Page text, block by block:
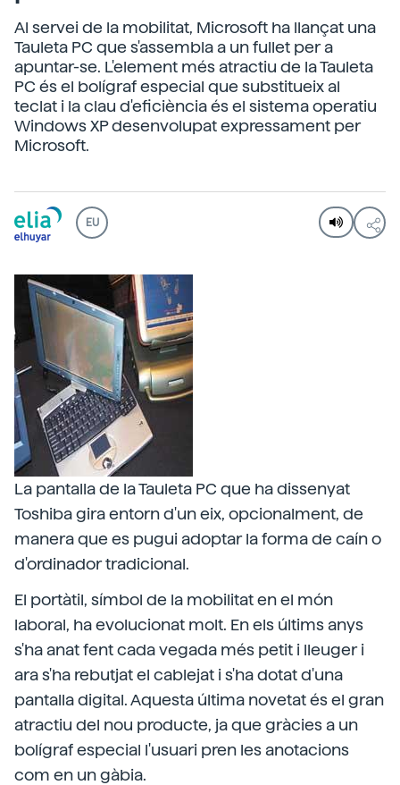
Al servei de la mobilitat, Microsoft ha llançat una
Tauleta PC que s'assembla a un fullet per a
apuntar-se. L'element més atractiu de la Tauleta
PC és el bolígraf especial que substitueix al
teclat i la clau d'eficiència és el sistema operatiu
Windows XP desenvolupat expressament per
Microsoft.
EU
La pantalla de la Tauleta PC que ha dissenyat
Toshiba gira entorn d'un eix, opcionalment, de
manera que es pugui adoptar la forma de caín o
d'ordinador tradicional.
El portàtil, símbol de la mobilitat en el món
laboral, ha evolucionat molt. En els últims anys
s'ha anat fent cada vegada més petit i lleuger i
ara s'ha rebutjat el cablejat i s'ha dotat d'una
pantalla digital. Aquesta última novetat és el gran
atractiu del nou producte, ja que gràcies a un
bolígraf especial l'usuari pren les anotacions
com en un gàbia.